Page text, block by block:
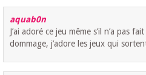
aquab0n
J’ai adoré ce jeu même s’il n’a pas
dommage, j’adore les jeux qui